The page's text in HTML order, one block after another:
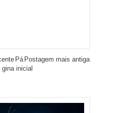
Postagem mais antiga
Pá
gina inicial